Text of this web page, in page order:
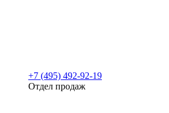
+7 (495) 492-92-19
Отдел продаж